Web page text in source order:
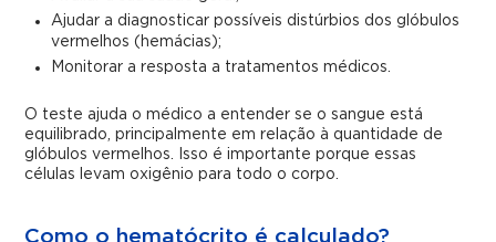
Ajudar a diagnosticar possíveis distúrbios dos glóbulos
vermelhos (hemácias);
Monitorar a resposta a tratamentos médicos.
O teste ajuda o médico a entender se o sangue está
equilibrado, principalmente em relação à quantidade de
glóbulos vermelhos. Isso é importante porque essas
células levam oxigênio para todo o corpo.
Como o hematócrito é calculado?